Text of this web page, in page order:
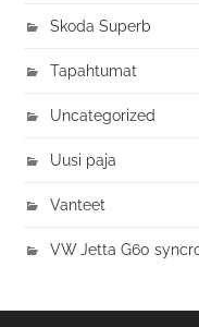
Skoda Superb
Tapahtumat
Uncategorized
Uusi paja
Vanteet
VW Jetta G60